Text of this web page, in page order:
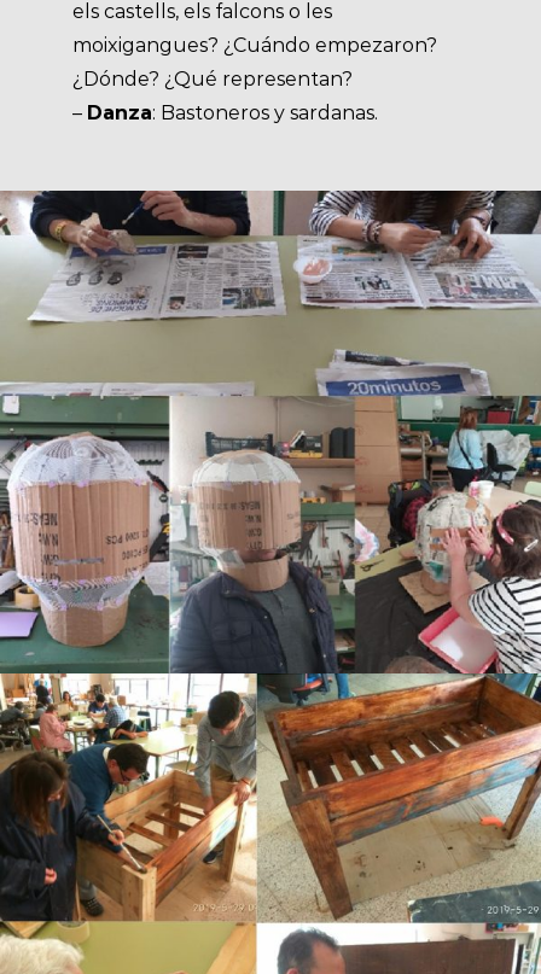
els castells, els falcons o les
moixigangues? ¿Cuándo empezaron?
¿Dónde? ¿Qué representan?
– Danza: Bastoneros y sardanas.